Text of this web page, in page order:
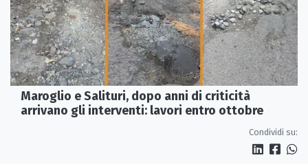
Maroglio e Salituri, dopo anni di criticità
arrivano gli interventi: lavori entro ottobre
Condividi su: